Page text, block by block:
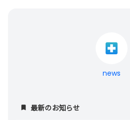
news
最新のお知らせ